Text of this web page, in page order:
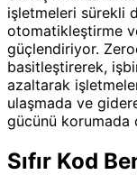
işletmeleri sürekli
otomatikleştirme
güçlendiriyor.
basitleştirerek,
azaltarak
ulaşmada ve
gücünü korumada
Sıfır Kod